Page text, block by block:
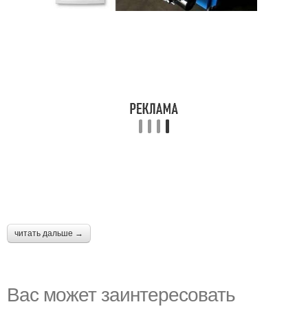
читать дальше →
Вас может заинтересовать